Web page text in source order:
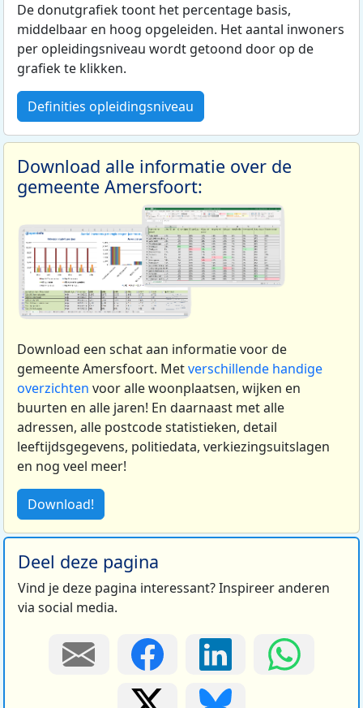
De donutgrafiek toont het percentage basis,
middelbaar en hoog opgeleiden. Het aantal inwoners
per opleidingsniveau wordt getoond door op de
grafiek te klikken.
Definities opleidingsniveau
Download alle informatie over de
gemeente Amersfoort:
Download een schat aan informatie voor de
gemeente Amersfoort. Metverschillende handige
overzichten voor alle woonplaatsen, wijken en
buurten en alle jaren! En daarnaast met alle
adressen, alle postcode statistieken, detail
leeftijdsgegevens, politiedata, verkiezingsuitslagen
en nog veel meer!
Download!
Deel deze pagina
Vind je deze pagina interessant? Inspireer anderen
via social media.